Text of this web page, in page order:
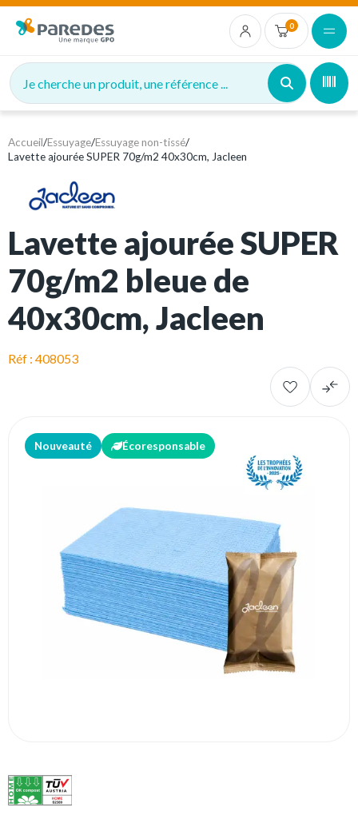
0
Je cherche un produit, une référence ...
Accueil/Essuyage/Essuyage non-tissé/
Lavette ajourée SUPER 70g/m2 40x30cm, Jacleen
Lavette ajourée SUPER
70g/m2 bleue de
40x30cm, Jacleen
Réf : 408053
Nouveauté Écoresponsable